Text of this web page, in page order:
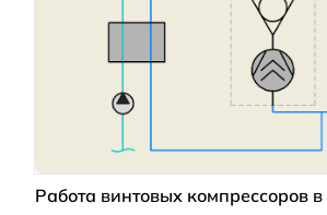
Работа винтовых компрессоров